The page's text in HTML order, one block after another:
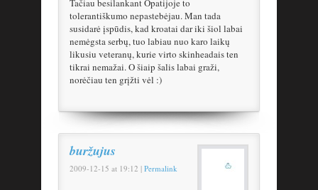
Tačiau besilankant Opatijoje to
tolerantiškumo nepastebėjau. Man tada
susidarė įspūdis, kad kroatai dar iki šiol labai
nemėgsta serbų, tuo labiau nuo karo laikų
likusiu veteranų, kurie virto skinheadais ten
tikrai nemažai. O šiaip šalis labai graži,
norėčiau ten grįžti vėl :)
buržujus
2009-12-15 at 19:12 | Permalink